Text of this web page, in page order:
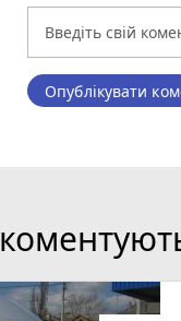
Опублікувати